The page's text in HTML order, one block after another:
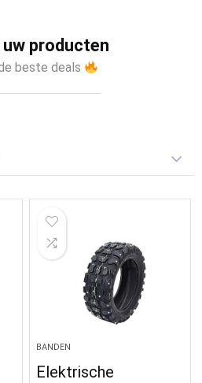
uw producten
beste deals
BANDEN
Elektrische